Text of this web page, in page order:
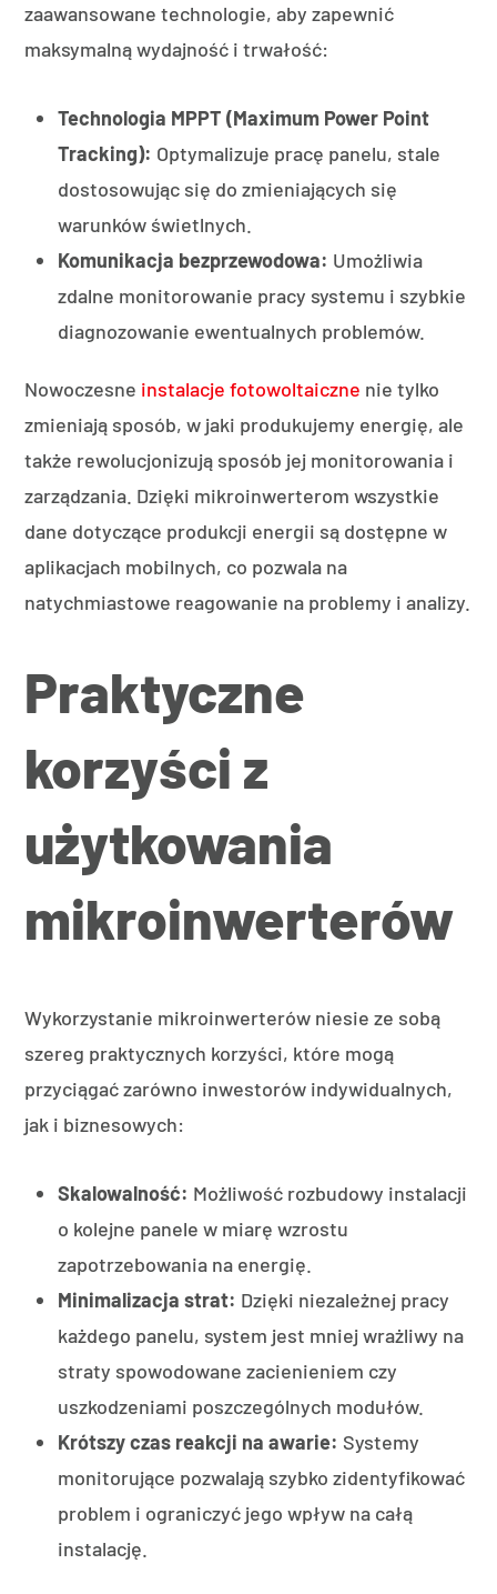
zaawansowane technologie, aby zapewnić
maksymalną wydajność i trwałość:
Technologia MPPT (Maximum Power Point
Tracking): Optymalizuje pracę panelu, stale
dostosowując się do zmieniających się
warunków świetlnych.
Komunikacja bezprzewodowa: Umożliwia
zdalne monitorowanie pracy systemu i szybkie
diagnozowanie ewentualnych problemów.
Nowoczesne instalacje fotowoltaiczne nie tylko
zmieniają sposób, w jaki produkujemy energię, ale
także rewolucjonizują sposób jej monitorowania i
zarządzania. Dzięki mikroinwerterom wszystkie
dane dotyczące produkcji energii są dostępne w
aplikacjach mobilnych, co pozwala na
natychmiastowe reagowanie na problemy i analizy.
Praktyczne
korzyści z
użytkowania
mikroinwerterów
Wykorzystanie mikroinwerterów niesie ze sobą
szereg praktycznych korzyści, które mogą
przyciągać zarówno inwestorów indywidualnych,
jak i biznesowych:
Skalowalność: Możliwość rozbudowy instalacji
o kolejne panele w miarę wzrostu
zapotrzebowania na energię.
Minimalizacja strat: Dzięki niezależnej pracy
każdego panelu, system jest mniej wrażliwy na
straty spowodowane zacienieniem czy
uszkodzeniami poszczególnych modułów.
Krótszy czas reakcji na awarie: Systemy
monitorujące pozwalają szybko zidentyfikować
problem i ograniczyć jego wpływ na całą
instalację.